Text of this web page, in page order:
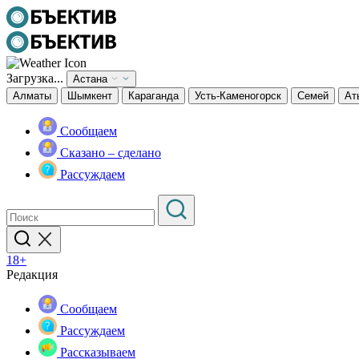
Загрузка...
Астана
Алматы
Шымкент Караганда Усть-Каменогорск Семей
Сообщаем
Сказано – сделано
Рассуждаем
18+
Редакция
Сообщаем
Рассуждаем
Рассказываем